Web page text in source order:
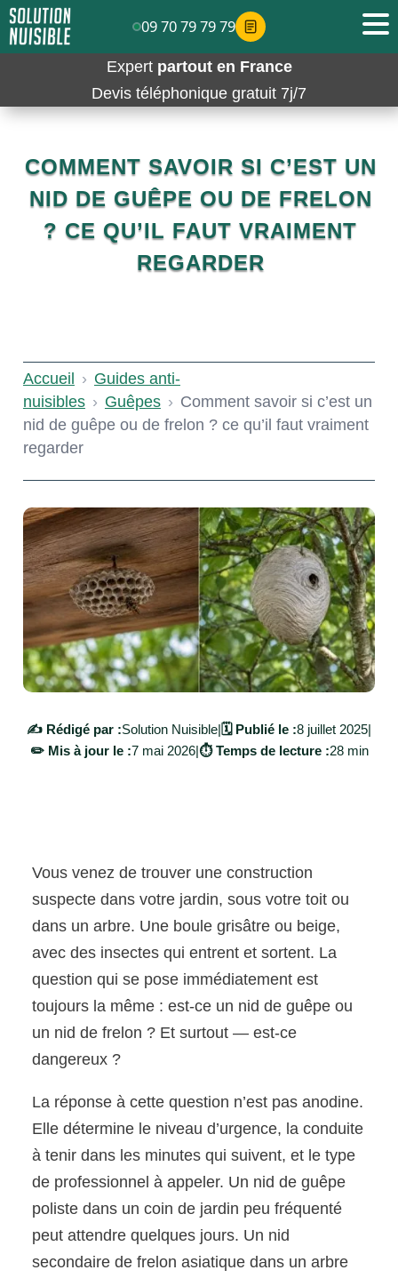
Expert partout en France
Devis téléphonique gratuit 7j/7
COMMENT SAVOIR SI C’EST UN
NID DE GUÊPE OU DE FRELON
? CE QU’IL FAUT VRAIMENT
REGARDER
Accueil › Guides anti-
nuisibles › Guêpes › Comment savoir si c’est un
nid de guêpe ou de frelon ? ce qu’il faut vraiment
regarder
✍️ Rédigé par :Solution Nuisible|🗓️ Publié le :8 juillet 2025|
✏️ Mis à jour le :7 mai 2026|⏱️ Temps de lecture :28 min
Vous venez de trouver une construction
suspecte dans votre jardin, sous votre toit ou
dans un arbre. Une boule grisâtre ou beige,
avec des insectes qui entrent et sortent. La
question qui se pose immédiatement est
toujours la même : est-ce un nid de guêpe ou
un nid de frelon ? Et surtout — est-ce
dangereux ?
La réponse à cette question n’est pas anodine.
Elle détermine le niveau d’urgence, la conduite
à tenir dans les minutes qui suivent, et le type
de professionnel à appeler. Un nid de guêpe
poliste dans un coin de jardin peu fréquenté
peut attendre quelques jours. Un nid
secondaire de frelon asiatique dans un arbre
09 70 79 79 79